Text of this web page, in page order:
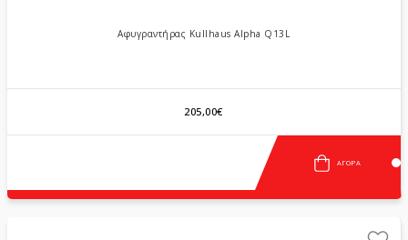
Αφυγραντήρας Kullhaus Alpha Q13L
205,00€
ΑΓΟΡΆ